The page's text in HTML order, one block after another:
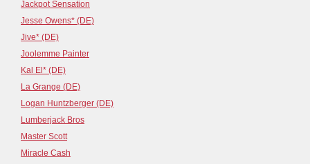
Jackpot Sensation
Jesse Owens* (DE)
Jive* (DE)
Joolemme Painter
Kal El* (DE)
La Grange (DE)
Logan Huntzberger (DE)
Lumberjack Bros
Master Scott
Miracle Cash